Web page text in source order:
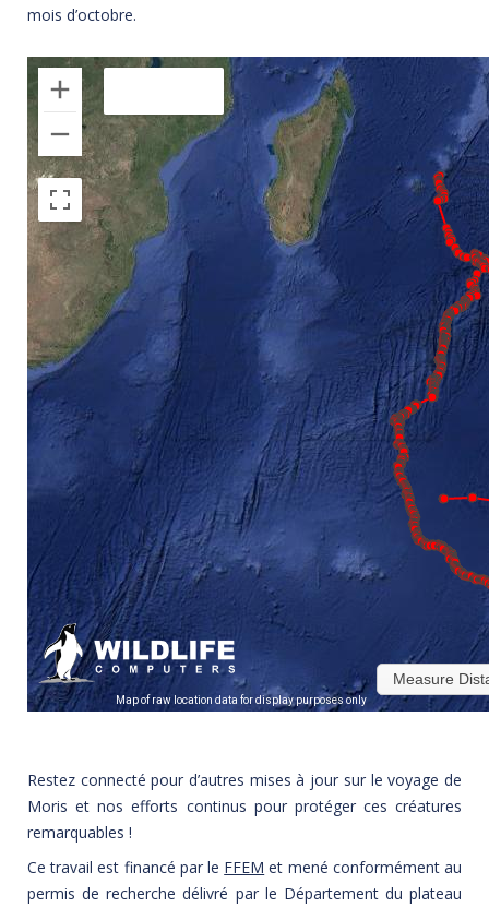
mois d’octobre.
Restez connecté pour d’autres mises à jour sur le voyage de
Moris et nos efforts continus pour protéger ces créatures
remarquables !
Ce travail est financé par le FFEM et mené conformément au
permis de recherche délivré par le Département du plateau